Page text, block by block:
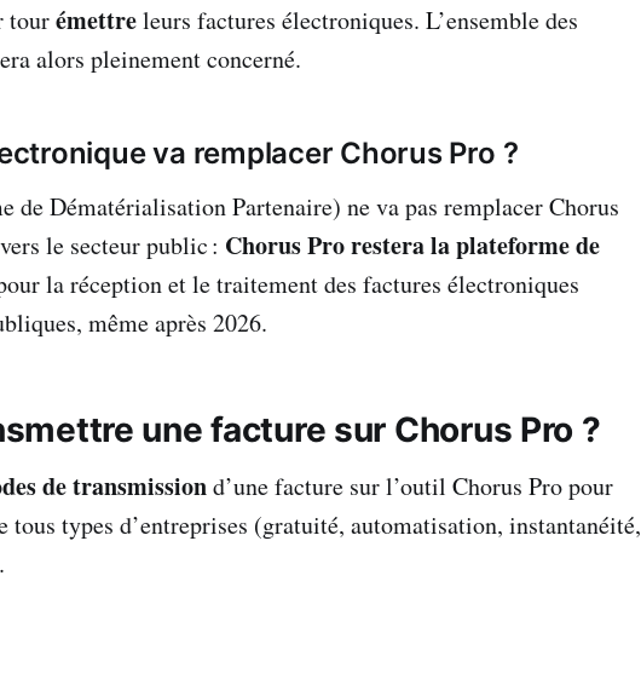
tourémettreleurs factures électroniques. L’ensemble des
alors pleinement concerné.
va remplacer Chorus Pro ?
de Dématérialisation Partenaire) ne va pas remplacer Chorus
le secteur public : Chorus Pro restera la plateforme de
la réception et le traitement des factures électroniques
même après 2026.
une facture sur Chorus Pro ?
de transmissiond’une facture sur l’outil Chorus Pro pour
tous types d’entreprises (gratuité, automatisation, instantanéité,